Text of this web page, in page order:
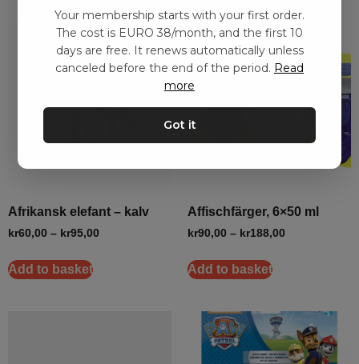
Afrikansk elefant – kalv
kr60,00 – kr95,00
Add to basket
Affischfärger, 6×50 ml
kr90,00 – kr188,00
Add to basket
Your membership starts with your first order.
The cost is EURO 38/month, and the first 10
days are free. It renews automatically unless
canceled before the end of the period. Read
more
Got it